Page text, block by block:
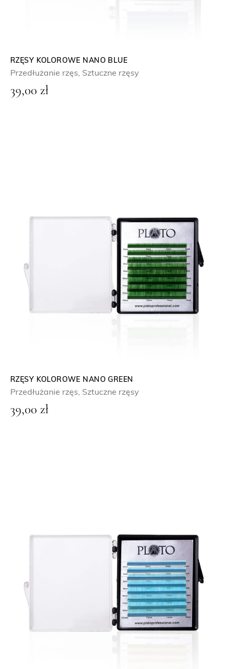
RZĘSY KOLOROWE NANO BLUE
Przedłużanie rzęs, Sztuczne rzęsy
39,00 zł
RZĘSY KOLOROWE NANO GREEN
Przedłużanie rzęs, Sztuczne rzęsy
39,00 zł